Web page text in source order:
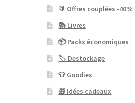
🔰 Offres couplées -40%
📚 Livres
📦 Packs économiques
🏷 Destockage
👕 Goodies
🎁 Idées cadeaux